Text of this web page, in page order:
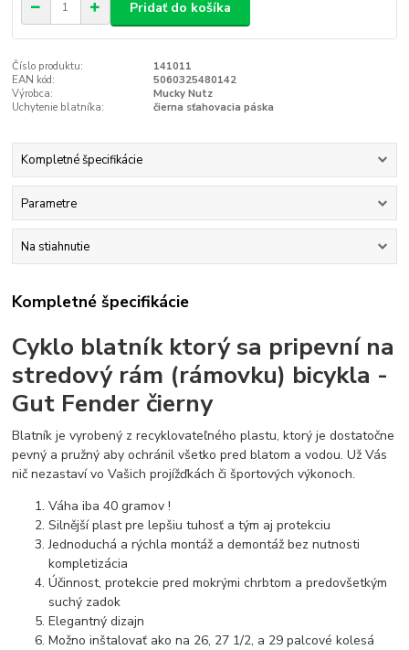
Pridať do košíka
Číslo produktu:
141011
EAN kód:
5060325480142
Výrobca:
Mucky Nutz
Uchytenie blatníka:
čierna sťahovacia páska
Kompletné špecifikácie
Parametre
Na stiahnutie
Kompletné špecifikácie
Cyklo blatník ktorý sa pripevní na
stredový rám (rámovku) bicykla -
Gut Fender čierny
Blatník je vyrobený z recyklovateľného plastu, ktorý je dostatočne
pevný a pružný aby ochránil všetko pred blatom a vodou. Už Vás
nič nezastaví vo Vašich projížďkách či športových výkonoch.
Váha iba 40 gramov !
Silnější plast pre lepšiu tuhosť a tým aj protekciu
Jednoduchá a rýchla montáž a demontáž bez nutnosti
kompletizácia
Účinnost, protekcie pred mokrými chrbtom a predovšetkým
suchý zadok
Elegantný dizajn
Možno inštalovať ako na 26, 27 1/2, a 29 palcové kolesá